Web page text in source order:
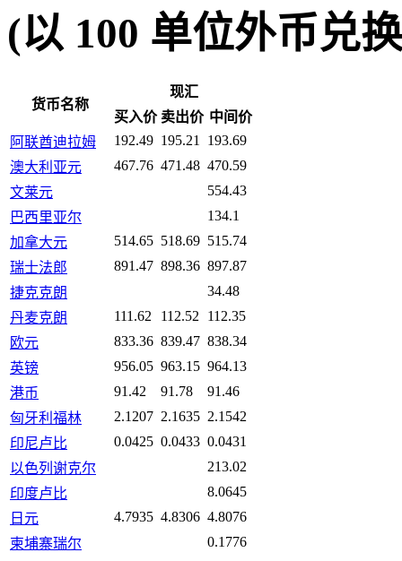
(以 100 单位外币兑
货币名称
现汇
买入价 卖出价 中间价
阿联酋迪拉姆
192.49 195.21
193.69
澳大利亚元
467.76 471.48 470.59
文莱元
554.43
巴西里亚尔
134.1
加拿大元
514.65 518.69 515.74
瑞士法郎
891.47 898.36 897.87
捷克克朗
34.48
丹麦克朗
111.62 112.52
112.35
欧元
833.36 839.47 838.34
英镑
956.05 963.15 964.13
港币
91.42 91.78
91.46
匈牙利福林
2.1207 2.1635 2.1542
印尼卢比
0.0425 0.0433 0.0431
以色列谢克尔
213.02
印度卢比
8.0645
日元
4.7935 4.8306 4.8076
柬埔寨瑞尔
0.1776